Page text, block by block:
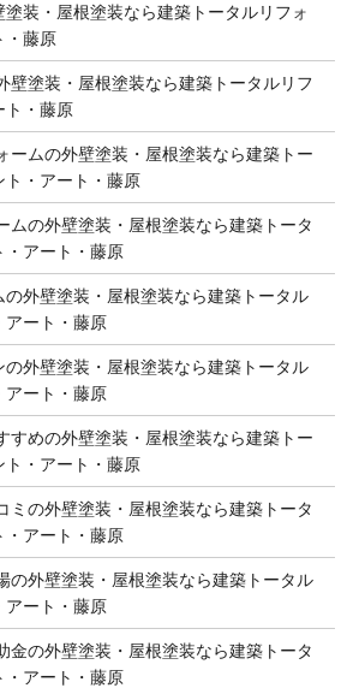
装・屋根塗装なら建築トータルリフォ
・藤原
壁塗装・屋根塗装なら建築トータルリフ
ト・藤原
ームの外壁塗装・屋根塗装なら建築トー
ト・アート・藤原
ムの外壁塗装・屋根塗装なら建築トータ
・アート・藤原
外壁塗装・屋根塗装なら建築トータル
アート・藤原
外壁塗装・屋根塗装なら建築トータル
アート・藤原
すめの外壁塗装・屋根塗装なら建築トー
ト・アート・藤原
ミの外壁塗装・屋根塗装なら建築トータ
・アート・藤原
の外壁塗装・屋根塗装なら建築トータル
アート・藤原
金の外壁塗装・屋根塗装なら建築トータ
・アート・藤原